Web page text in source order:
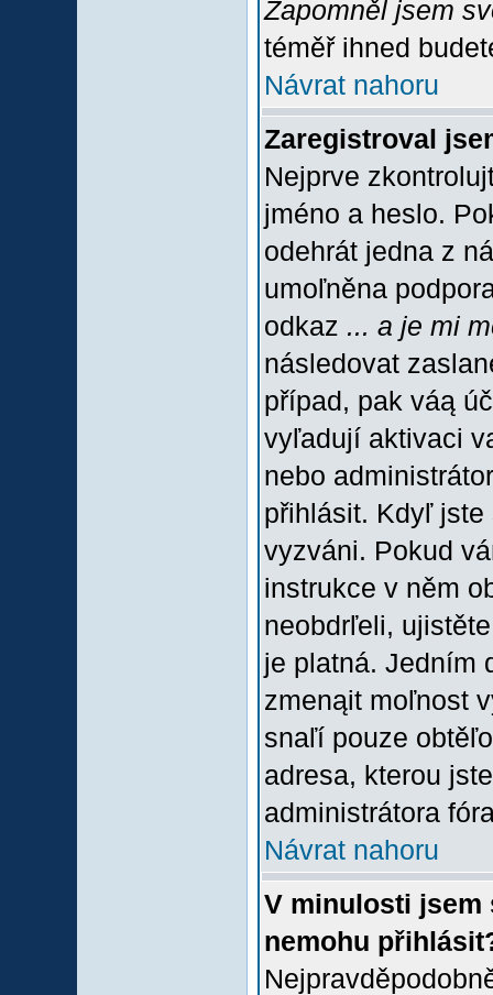
Zapomněl jsem
téměř ihned
Návrat nahoru
Zaregistroval
Nejprve
jméno a heslo.
odehrát jedna z
umoľněna
odkaz ... a je mi
následovat
případ, pak váą
vyľadují aktivaci
nebo
přihlásit. Kdyľ
vyzváni. Pokud
instrukce v něm
neobdrľeli,
je platná. Jedním
zmenąit moľnost
snaľí pouze
adresa, kterou
administrátora
Návrat nahoru
V minulosti jsem
nemohu